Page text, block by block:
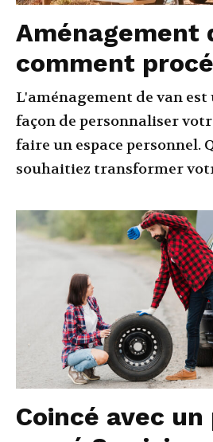
Aménagement
comment
L'aménagement de van est
façon de personnaliser
faire un espace personnel.
souhaitiez transformer
Coincé avec un